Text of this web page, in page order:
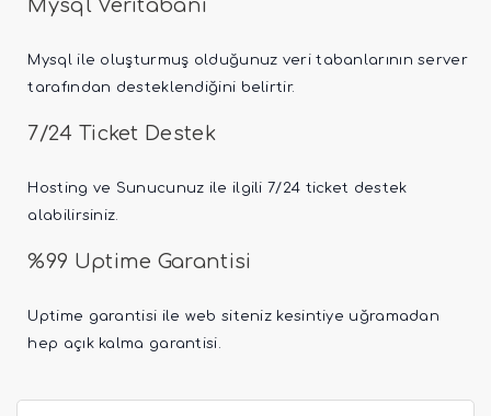
Mysql Veritabanı
Mysql ile oluşturmuş olduğunuz veri tabanlarının server
tarafından desteklendiğini belirtir.
7/24 Ticket Destek
Hosting ve Sunucunuz ile ilgili 7/24 ticket destek
alabilirsiniz.
%99 Uptime Garantisi
Uptime garantisi ile web siteniz kesintiye uğramadan
hep açık kalma garantisi.